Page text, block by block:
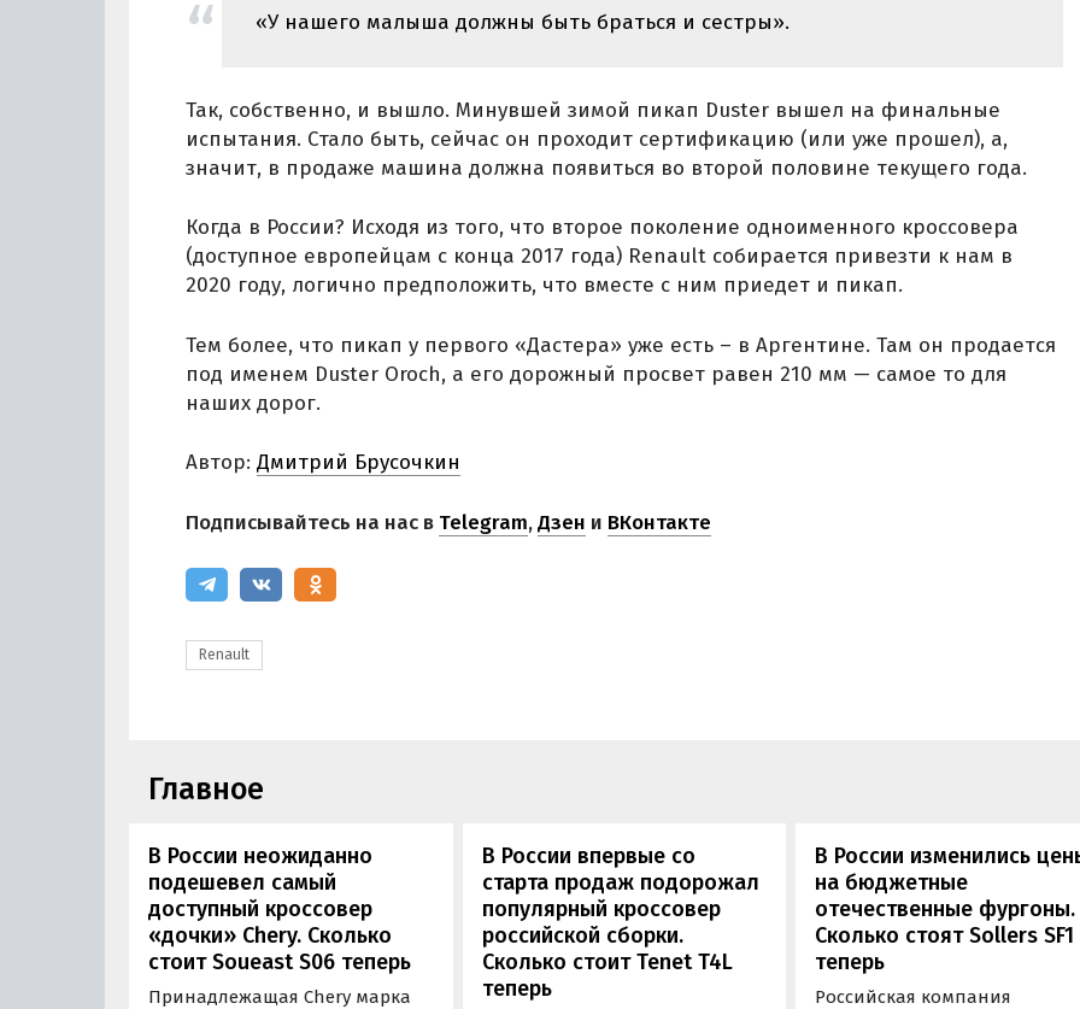
«У нашего малыша должны быть браться и сестры».
Так, собственно, и вышло. Минувшей зимой пикап Duster вышел на финальные
испытания. Стало быть, сейчас он проходит сертификацию (или уже прошел), а,
значит, в продаже машина должна появиться во второй половине текущего года.
Когда в России? Исходя из того, что второе поколение одноименного кроссовера
(доступное европейцам с конца 2017 года) Renault собирается привезти к нам в
2020 году, логично предположить, что вместе с ним приедет и пикап.
Тем более, что пикап у первого «Дастера» уже есть – в Аргентине. Там он продается
под именем Duster Oroch, а его дорожный просвет равен 210 мм — самое то для
наших дорог.
Автор: Дмитрий Брусочкин
Подписывайтесь на нас в Telegram,Дзен и ВКонтакте
Renault
Главное
В России неожиданно
подешевел самый
доступный кроссовер
«дочки» Chery. Сколько
стоит Soueast S06 теперь
Принадлежащая Chery марка
В России впервые со
старта продаж подорожал
популярный кроссовер
российской сборки.
Сколько стоит Tenet T4L
теперь
В России изменились
на бюджетные
отечественные фургоны.
Сколько стоят Sollers SF1
теперь
Российская компания